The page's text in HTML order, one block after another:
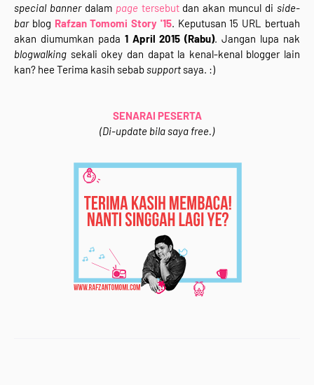
center;">
<br /></div>
<div class="separator" style="clear: both; text-align:
center;">
<i>Klik Pada Gambar Kalau Nak Join :)</i></div>
Syarat-syarat mudah saje :</div>
<div style="text-align: justify;">
<li>Buat entri yang bertajuk <b>"Segmen Bloglist
&amp; Blogwalking Rafzan Tomomi Story '15 "
</b>&nbsp;&amp; <i>backlink </i>ke <a
href="http://www.rafzantomomi.com/2015/02/segme
n-bloglist-blogwalking-rts15.html"
target="_blank">entri ni</a>.</li>
<li>Follow blog Rafzan Tomomi Story '15 (ade dekat
<i>side bar</i> [Kawan-Kawan Kite] )&nbsp;</li>
<li>Like di page facebook [<a
href="https://www.facebook.com/rafzantomomistory"
special bannerdalam page tersebutdan akan muncul diside-
barblog Rafzan Tomomi Story '15. Keputusan 15 URL bertuah
akan diumumkan pada 1 April 2015 (Rabu). Jangan lupa nak
blogwalking sekali okey dan dapat la kenal-kenal blogger lain
kan? hee Terima kasih sebabsupport saya. :)
SENARAI PESERTA
(Di-update bila saya free.)